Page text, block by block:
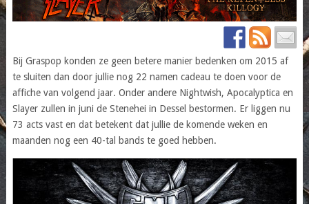
Bij Graspop konden ze geen betere manier bedenken om 2015 af
te sluiten dan door jullie nog 22 namen cadeau te doen voor de
affiche van volgend jaar. Onder andere Nightwish, Apocalyptica en
Slayer zullen in juni de Stenehei in Dessel bestormen. Er liggen nu
73 acts vast en dat betekent dat jullie de komende weken en
maanden nog een 40-tal bands te goed hebben.